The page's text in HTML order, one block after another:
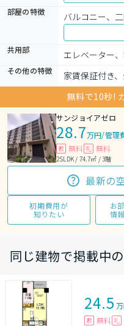
部屋の特徴
バルコニー、
共用部
エレベーター
その他の特徴
家賃保証付き
無料で10秒!
サンジョイアゼロ
28.7万円/管理
敷 無料 礼 無料
2SLDK / 74.7㎡ / 3階
最新の
初期費用が
知りたい
お
情
同じ建物で掲載中
24.5
敷 無料 礼